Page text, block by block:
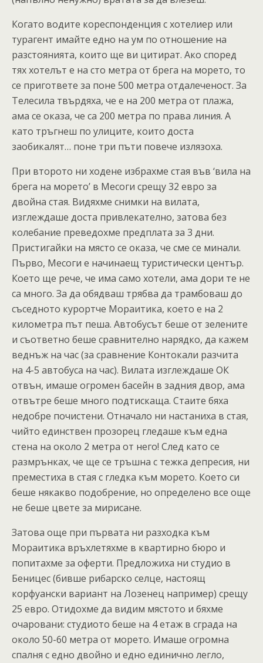
Когато водите кореспонденция с хотелиер или
турагент имайте едно на ум по отношение на
разстоянията, които ще ви цитират. Ако според
тях хотелът е на сто метра от брега на морето, то
се пригответе за поне 500 метра отдалеченост. За
Телесила твърдяха, че е на 200 метра от плажа,
ама се оказа, че са 200 метра по права линия. А
като тръгнеш по улиците, които доста
заобикалят… поне три пъти повече излязоха.
При второто ни ходене избрахме стая във ‘вила на
брега на морето’ в Месоги срещу 32 евро за
двойна стая. Видяхме снимки на вилата,
изглеждаше доста привлекателно, затова без
колебание преведохме предплата за 3 дни.
Пристигайки на място се оказа, че сме се минали.
Първо, Месоги е начинаещ туристически център.
Което ще рече, че има само хотели, ама дори те не
са много. За да обядваш трябва да трамбоваш до
съседното курортче Мораитика, което е на 2
километра път пеша. Автобусът беше от зелените
и съответно беше сравнително нарядко, да кажем
веднъж на час (за сравнение Контокали разчита
на 4-5 автобуса на час). Вилата изглеждаше ОК
отвън, имаше огромен басейн в задния двор, ама
отвътре беше много подтискаща. Стаите бяха
недобре почистени. Отначало ни настаниха в стая,
чийто единствен прозорец гледаше към една
стена на около 2 метра от него! След като се
размрънках, че ще се тръшна с тежка депресия, ни
преместиха в стая с гледка към морето. Което си
беше някакво подобрение, но определено все още
не беше цвете за мирисане.
Затова още при първата ни разходка към
Мораитика връхлетяхме в квартирно бюро и
попитахме за оферти. Предложиха ни студио в
Беницес (бивше рибарско селце, настоящ
корфуански вариант на Лозенец например) срещу
25 евро. Отидохме да видим мястото и бяхме
очаровани: студиото беше на 4 етаж в сграда на
около 50-60 метра от морето. Имаше огромна
спалня с едно двойно и едно единично легло,